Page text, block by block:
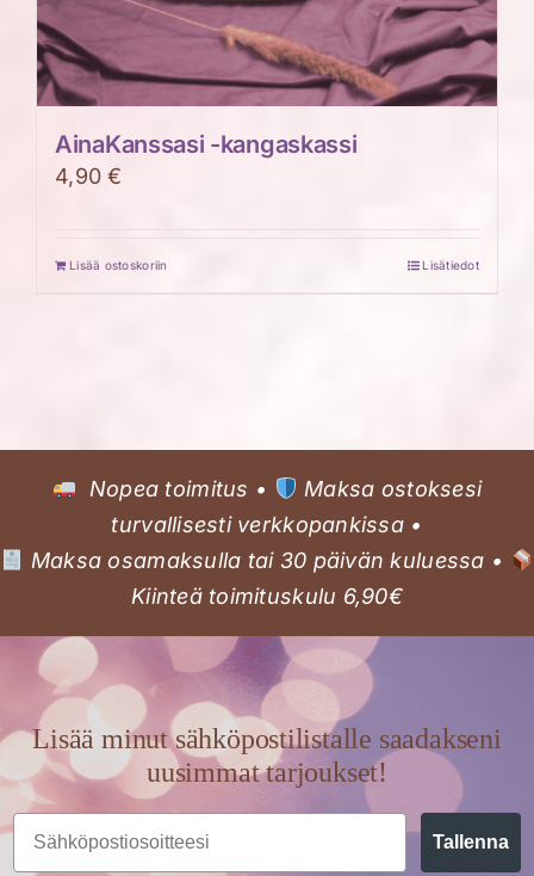
AinaKanssasi -kangaskassi
4,90€
Lisää ostoskoriin Lisätiedot
Nopea toimitus •
Maksa ostoksesi
turvallisesti verkkopankissa •
Maksa osamaksulla tai 30 päivän kuluessa •
Kiinteä toimituskulu 6,90€
Lisää minut sähköpostilistalle saadakseni
uusimmat tarjoukset!
Email
Tallenna